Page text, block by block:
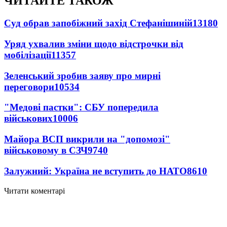
Суд обрав запобіжний захід Стефанішиній13180
Уряд ухвалив зміни щодо відстрочки від
мобілізації11357
Зеленський зробив заяву про мирні
переговори10534
"Медові пастки": СБУ попередила
військових10006
Майора ВСП викрили на "допомозі"
військовому в СЗЧ9740
Залужний: Україна не вступить до НАТО8610
Читати коментарі